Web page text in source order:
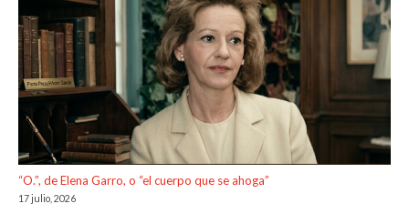
“O.”, de Elena Garro, o “el cuerpo que se ahoga”
17 julio, 2026